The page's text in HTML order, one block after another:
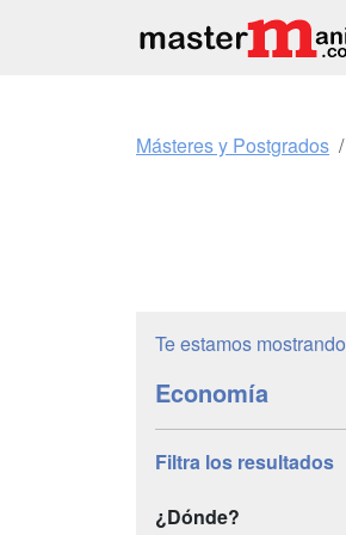
Másteres y Postgrados
Te estamos mostrando
Economía
Filtra los resultados
¿Dónde?